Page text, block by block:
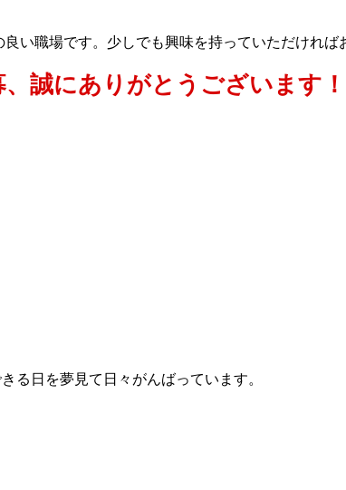
い職場です。少しでも興味を持っていただければ
誠にありがとうございます！
る日を夢見て日々がんばっています。